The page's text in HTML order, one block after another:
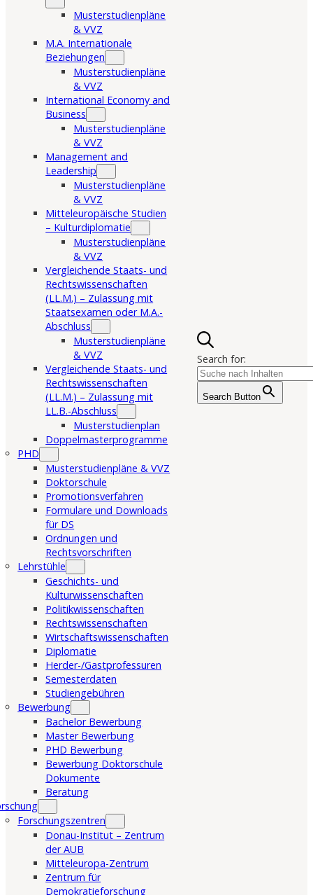
Musterstudienpläne
& VVZ
M.A. Internationale
Beziehungen
Musterstudienpläne
& VVZ
International Economy and
Business
Musterstudienpläne
& VVZ
Management and
Leadership
Musterstudienpläne
& VVZ
Mitteleuropäische Studien
– Kulturdiplomatie
Musterstudienpläne
& VVZ
Vergleichende Staats- und
Rechtswissenschaften
(LL.M.) – Zulassung mit
Staatsexamen oder M.A.-
Abschluss
Musterstudienpläne
& VVZ
Vergleichende Staats- und
Rechtswissenschaften
(LL.M.) – Zulassung mit
LL.B.-Abschluss
Musterstudienplan
Doppelmasterprogramme
PHD
Musterstudienpläne & VVZ
Doktorschule
Promotionsverfahren
Formulare und Downloads
für DS
Ordnungen und
Rechtsvorschriften
Lehrstühle
Geschichts- und
Kulturwissenschaften
Politikwissenschaften
Rechtswissenschaften
Wirtschaftswissenschaften
Diplomatie
Herder-/Gastprofessuren
Semesterdaten
Studiengebühren
Bewerbung
Bachelor Bewerbung
Master Bewerbung
PHD Bewerbung
Bewerbung Doktorschule
Dokumente
Beratung
Forschungszentren
Donau-Institut – Zentrum
der AUB
Mitteleuropa-Zentrum
Zentrum für
Demokratieforschung
Search for:
Search Button